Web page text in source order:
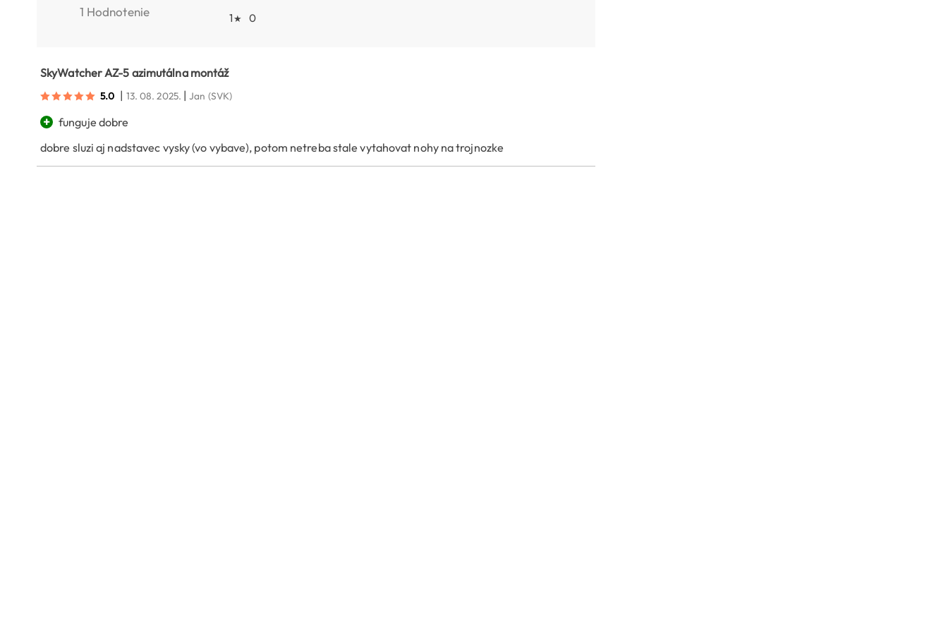
1 Hodnotenie
1★ 0
SkyWatcher AZ-5 azimutálna montáž
5.0 | 13. 08. 2025. |Jan (SVK)
+ funguje dobre
dobre sluzi aj nadstavec vysky (vo vybave), potom netreba stale vytahovat nohy na trojnozke